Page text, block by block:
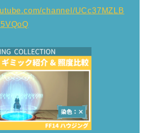
channel/UCc37MZLB